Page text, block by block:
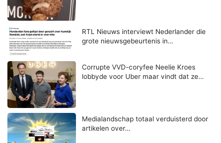
RTL Nieuws interviewt Nederlander die
grote nieuwsgebeurtenis in…
Corrupte VVD-coryfee Neelie Kroes
lobbyde voor Uber maar vindt dat ze…
Medialandschap totaal verduisterd door
artikelen over…